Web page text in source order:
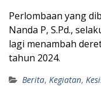
Perlombaan yang
Nanda P, S.Pd.,
lagi menambah
tahun 2024.
Berita, Kegiatan,